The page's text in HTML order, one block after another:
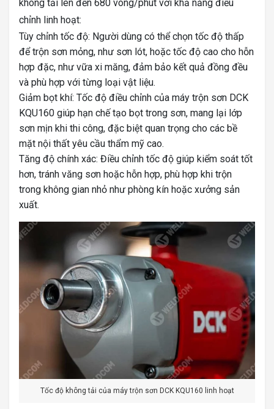
không tải lên đến 680 vòng/phút với khả năng điều
chỉnh linh hoạt:
Tùy chỉnh tốc độ: Người dùng có thể chọn tốc độ thấp
để trộn sơn mỏng, như sơn lót, hoặc tốc độ cao cho hỗn
hợp đặc, như vữa xi măng, đảm bảo kết quả đồng đều
và phù hợp với từng loại vật liệu.
Giảm bọt khí: Tốc độ điều chỉnh của máy trộn sơn DCK
KQU160 giúp hạn chế tạo bọt trong sơn, mang lại lớp
sơn mịn khi thi công, đặc biệt quan trọng cho các bề
mặt nội thất yêu cầu thẩm mỹ cao.
Tăng độ chính xác: Điều chỉnh tốc độ giúp kiểm soát tốt
hơn, tránh văng sơn hoặc hỗn hợp, phù hợp khi trộn
trong không gian nhỏ như phòng kín hoặc xưởng sản
xuất.
Tốc độ không tải của máy trộn sơn DCK KQU160 linh hoạt